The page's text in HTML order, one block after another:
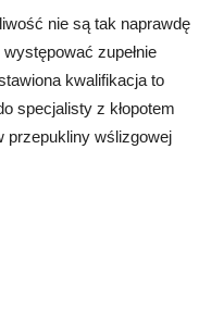
nie są tak naprawdę
zupełnie
kwalifikacja to
specjalisty z kłopotem
przepukliny wślizgowej